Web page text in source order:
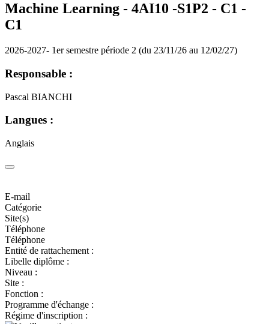
Machine Learning - 4AI10 -S1P2 - C1 -
C1
2026-2027- 1er semestre période 2 (du 23/11/26 au 12/02/27)
Responsable :
Pascal BIANCHI
Langues :
Anglais
E-mail
Catégorie
Site(s)
Téléphone
Téléphone
Entité de rattachement :
Libelle diplôme :
Niveau :
Site :
Fonction :
Programme d'échange :
Régime d'inscription :